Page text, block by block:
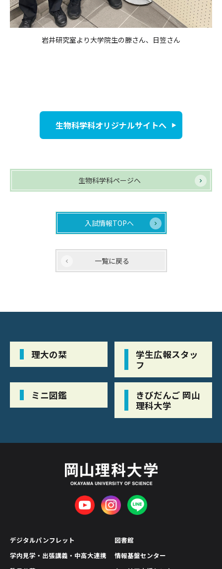
岩井研究室より大学院生の滕さん、日笠さん
生物科学科オリジナルサイトへ
生物科学科ページへ
入試情報TOPへ
一覧に戻る
理大の栞
学生広報スタッ
フ
ミニ図鑑
きびだんご 岡山
理科大学
デジタルパンフレット
学内見学・出張講義・中高大連携
図書館
情報基盤センター